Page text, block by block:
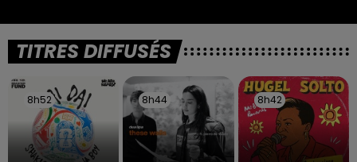
TITRES DIFFUSÉS
8h52
8h52 8h44
8h44 8h42
8h42